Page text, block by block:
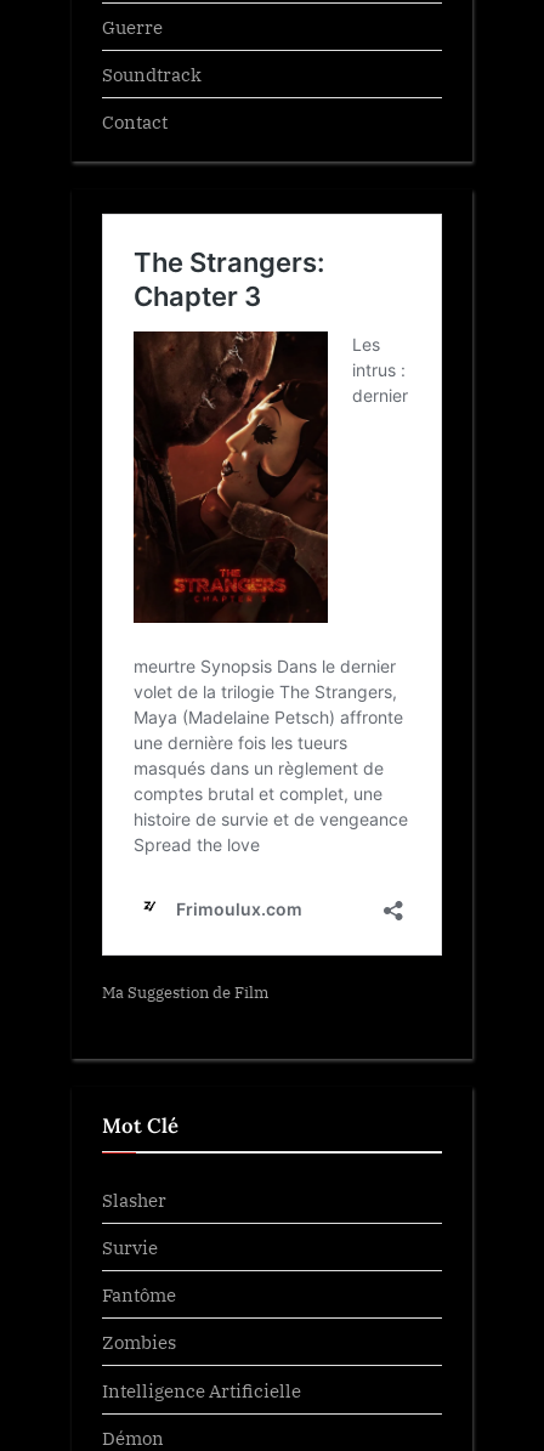
Guerre
Soundtrack
Contact
Ma Suggestion de Film
Mot Clé
Slasher
Survie
Fantôme
Zombies
Intelligence Artificielle
Démon